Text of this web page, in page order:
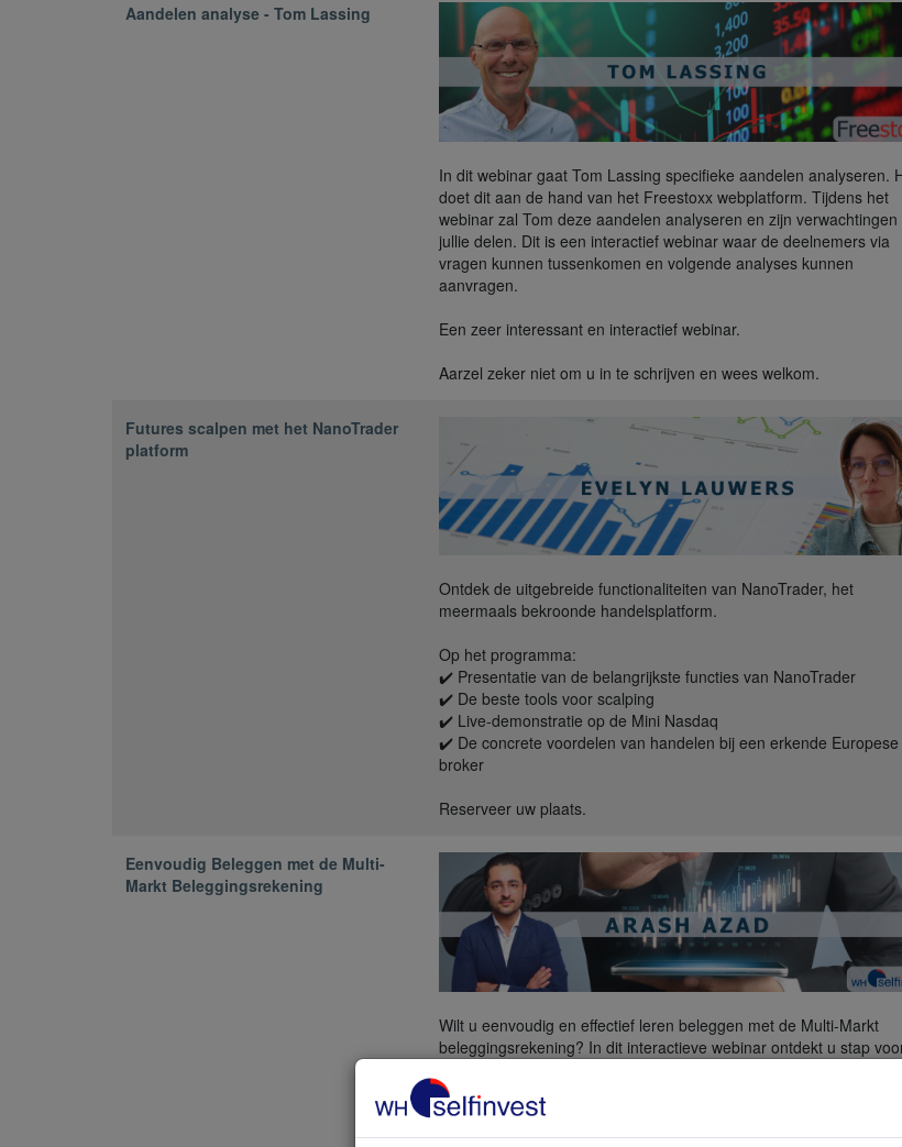
Aandelen analyse - Tom Lassing
In dit webinar gaat Tom Lassing specifieke aandelen analyseren.
doet dit aan de hand van het Freestoxx webplatform. Tijdens het
webinar zal Tom deze aandelen analyseren en zijn verwachtingen
jullie delen. Dit is een interactief webinar waar de deelnemers via
vragen kunnen tussenkomen en volgende analyses kunnen
aanvragen.
Een zeer interessant en interactief webinar.
Aarzel zeker niet om u in te schrijven en wees welkom.
Futures scalpen met het NanoTrader
platform
Ontdek de uitgebreide functionaliteiten van NanoTrader, het
meermaals bekroonde handelsplatform.
Op het programma:
✔️ Presentatie van de belangrijkste functies van NanoTrader
✔️ De beste tools voor scalping
✔️ Live-demonstratie op de Mini Nasdaq
✔️ De concrete voordelen van handelen bij een erkende Europese
broker
Reserveer uw plaats.
Eenvoudig Beleggen met de Multi-
Markt Beleggingsrekening
Wilt u eenvoudig en effectief leren beleggen met de Multi-Markt
beleggingsrekening? In dit interactieve webinar ontdekt u stap
tonen de belangrijkste functies, leggen uit hoe u een order plaatst
bespreken waar beginnende beleggers op moeten letten. Ideaal
starters die met vertrouwen hun eerste stappen willen zetten.